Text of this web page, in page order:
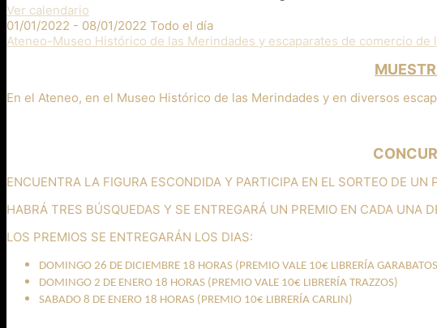
Ver calendario
01/01/2022 - 08/01/2022 Todo el día
Ateneo-Museo Histórico de las Merindades y escaparates de comercio de
En el Ateneo, en el Museo Histórico de las Merindades y en diversos
ENCUENTRA LA FIGURA ESCONDIDA Y PARTICIPA EN EL SORTEO DE UN
HABRÁ TRES BÚSQUEDAS Y SE ENTREGARÁ UN PREMIO EN CADA UNA
LOS PREMIOS SE ENTREGARÁN LOS DIAS:
DOMINGO 26 DE DICIEMBRE 18 HORAS (PREMIO VALE 10€ LIBRERÍA
DOMINGO 2 DE ENERO 18 HORAS (PREMIO VALE 10€ LIBRERÍA TRAZZOS)
SABADO 8 DE ENERO 18 HORAS (PREMIO 10€ LIBRERÍA CARLIN)